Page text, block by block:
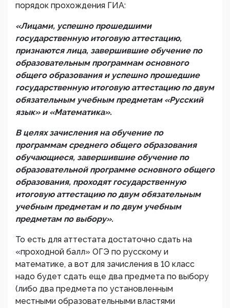
порядок прохождения ГИА:
«Лицами, успешно прошедшими
государственную итоговую аттестацию,
признаются лица, завершившие обучение по
образовательным программам основного
общего образования и успешно прошедшие
государственную итоговую аттестацию по двум
обязательным учебным предметам «Русский
язык» и «Математика».
В целях зачисления на обучение по
программам среднего общего образования
обучающиеся, завершившие обучение по
образовательной программе основного общего
образования, проходят государственную
итоговую аттестацию по двум обязательным
учебным предметам и по двум учебным
предметам по выбору».
То есть для аттестата достаточно сдать на
«проходной балл» ОГЭ по русскому и
математике, а вот для зачисления в 10 класс
надо будет сдать еще два предмета по выбору
(либо два предмета по установленным
местными образовательными властями